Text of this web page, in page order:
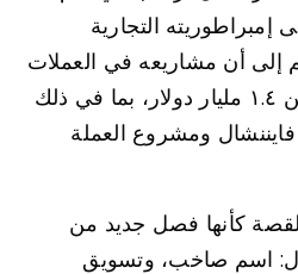
إمبراطوريته التجارية
إلى أن مشاريعه في العملات
المشفرة جلبت له أكثر من ١.٤ مليار دولار، بما في ذلك
ومشروع العملة
كأنها فصل جديد من
اسم صاخب، وتسويق